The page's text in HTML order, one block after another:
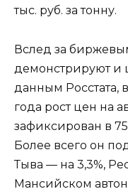
тыс. руб. за тонну.
Вслед за
демонстрируют и
данным Росстата,
года рост цен на
зафиксирован в
Более всего он
Тыва — на 3,3%,
Мансийском